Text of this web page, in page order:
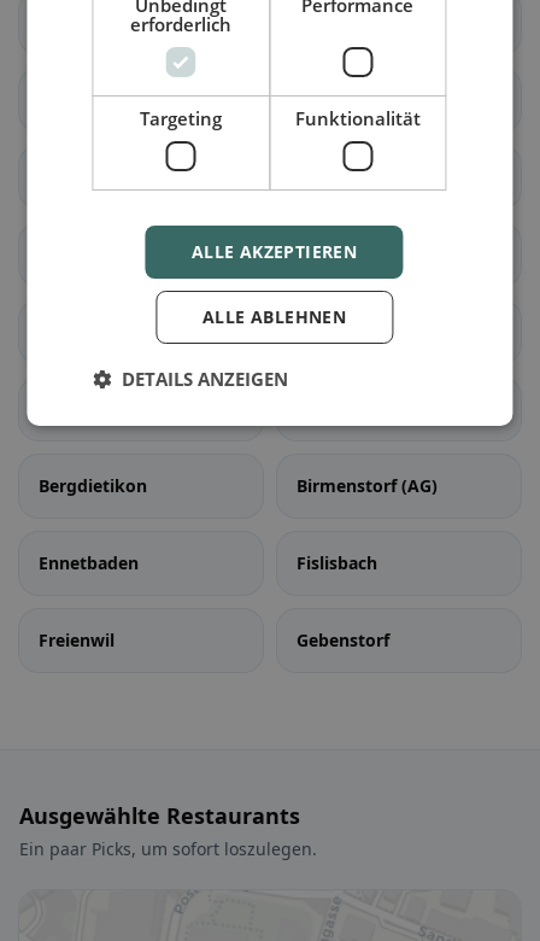
Densbüren Erlinsbach (AG)
Hirschthal
Muhen
Oberentfelden Suhr
Bergdietikon Birmenstorf (AG)
Ennetbaden Fislisbach
Freienwil Gebenstorf
Ausgewählte Restaurants
Ein paar Picks, um sofort loszulegen.
Unbedingt
erforderlich
Performance
Targeting Funktionalität
ALLE AKZEPTIEREN
ALLE ABLEHNEN
DETAILS ANZEIGEN